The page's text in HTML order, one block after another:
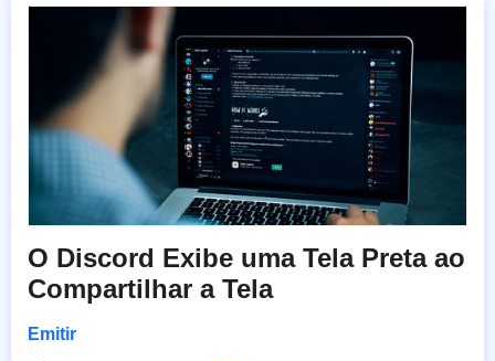
O Discord Exibe uma Tela Preta ao
Compartilhar a Tela
Emitir